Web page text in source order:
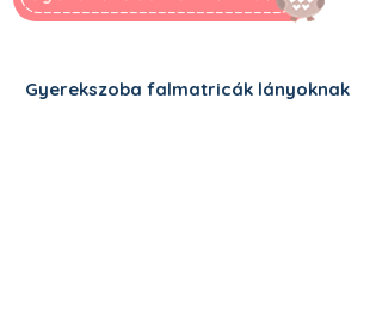
Gyerekszoba falmatricák lányoknak